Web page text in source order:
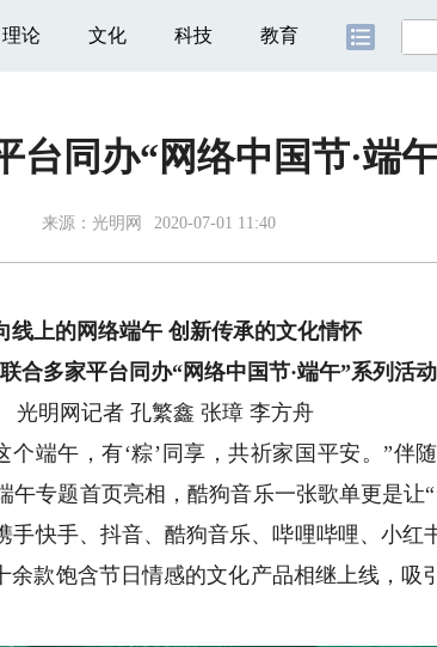
理论 文化 科技 教育
台同办“网络中国节·端
来源： 光明网 2020-07-01 11:40
线上的网络端午 创新传承的文化情怀
多家平台同办“网络中国节·端午”系列活动
光明网记者 孔繁鑫 张璋 李方舟
午，有‘粽’同享，共祈家国平安。”伴
午专题首页亮相，酷狗音乐一张歌单更是
快手、抖音、酷狗音乐、哔哩哔哩、小红
余款饱含节日情感的文化产品相继上线，吸